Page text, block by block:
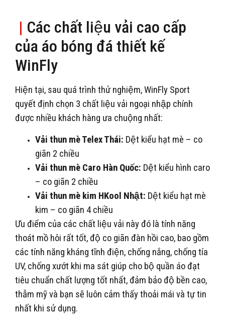
| Các chất liệu vải cao cấp
của áo bóng đá thiết kế
WinFly
Hiện tại, sau quá trình thử nghiệm, WinFly Sport
quyết định chọn 3 chất liệu vải ngoại nhập chính
được nhiều khách hàng ưa chuộng nhất:
Vải thun mè Telex Thái: Dệt kiểu hạt mè – co
giãn 2 chiều
Vải thun mè Caro Hàn Quốc: Dệt kiểu hình caro
– co giãn 2 chiều
Vải thun mè kim HKool Nhật: Dệt kiểu hạt mè
kim – co giãn 4 chiều
Ưu điểm của các chất liệu vải này đó là tính năng
thoát mồ hôi rất tốt, độ co giãn đàn hồi cao, bao gồm
các tính năng kháng tĩnh điện, chống nắng, chống tía
UV, chống xướt khi ma sát giúp cho bộ quần áo đạt
tiêu chuẩn chất lượng tốt nhất, đảm bảo độ bền cao,
thẫm mỹ và bạn sẽ luôn cảm thấy thoải mái và tự tin
nhất khi sử dụng.